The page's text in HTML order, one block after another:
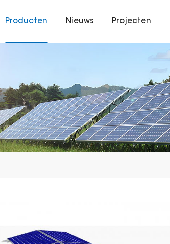
Producten Nieuws Projecten